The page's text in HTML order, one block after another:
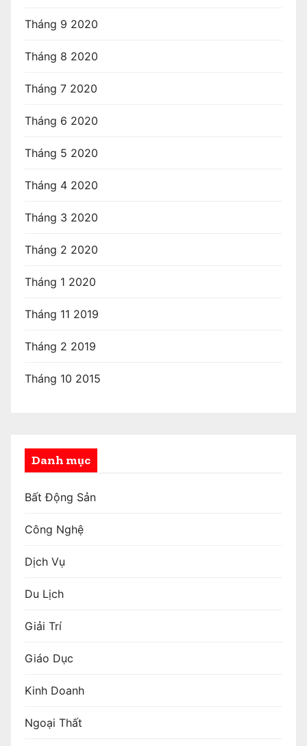
Tháng 9 2020
Tháng 8 2020
Tháng 7 2020
Tháng 6 2020
Tháng 5 2020
Tháng 4 2020
Tháng 3 2020
Tháng 2 2020
Tháng 1 2020
Tháng 11 2019
Tháng 2 2019
Tháng 10 2015
Danh mục
Bất Động Sản
Công Nghệ
Dịch Vụ
Du Lịch
Giải Trí
Giáo Dục
Kinh Doanh
Ngoại Thất